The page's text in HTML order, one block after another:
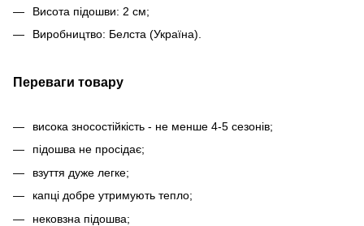
Висота підошви: 2 см;
Виробництво: Белста (Україна).
Переваги товару
висока зносостійкість - не менше 4-5 сезонів;
підошва не просідає;
взуття дуже легке;
капці добре утримують тепло;
нековзна підошва;